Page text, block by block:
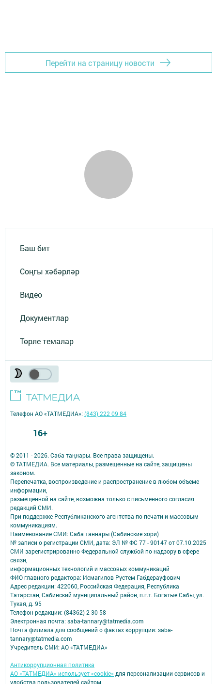
Перейти на страницу новости
Баш бит
Соңгы хәбәрләр
Видео
Документлар
Төрле темалар
© 2011 - 2026. Саба таңнары. Все права защищены.
© ТАТМЕДИА. Все материалы, размещенные на сайте, защищены
законом.
Перепечатка, воспроизведение и распространение в любом объеме
информации,
размещенной на сайте, возможна только с письменного согласия
редакций СМИ.
При поддержке Республиканского агентства по печати и массовым
коммуникациям.
Наименование СМИ: Саба таннары (Сабинские зори)
№ записи о регистрации СМИ, дата: ЭЛ № ФС 77 - 90147 от 07.10.2025
СМИ зарегистрированно Федеральной службой по надзору в сфере
связи,
информационных технологий и массовых коммуникаций
ФИО главного редактора: Исмагилов Рустем Габдерауфович
Адрес редакции: 422060, Российская Федерация, Республика
Татарстан, Сабинский муниципальный район, п.г.т. Богатые Сабы, ул.
Тукая, д. 95
Телефон редакции: (84362) 2-30-58
Электронная почта: saba-tannary@tatmedia.com
Почта филиала для сообщений о фактах коррупции: saba-
tannary@tatmedia.com
Учредитель СМИ: АО «ТАТМЕДИА»
Антикоррупционная политика
АО «ТАТМЕДИА» использует «cookie»для персонализации сервисов и
удобства пользователей сайтом.
Телефон АО «ТАТМЕДИА»:(843) 222 09 84
16+